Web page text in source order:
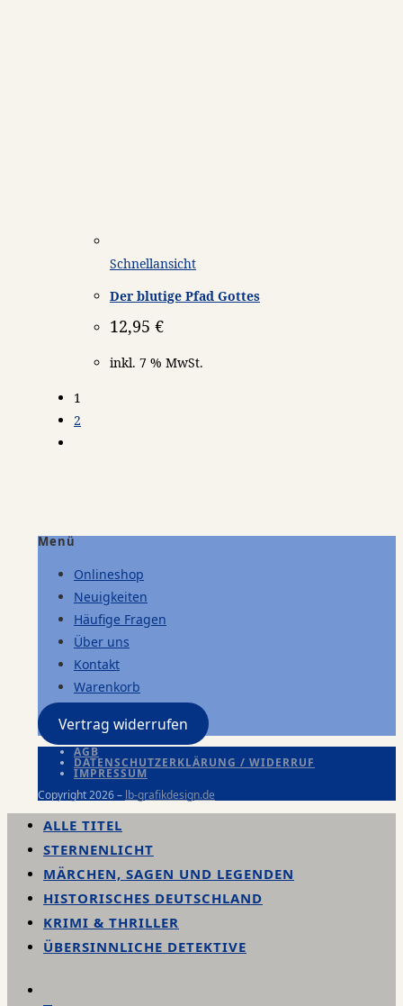
Schnellansicht
Der blutige Pfad Gottes
12,95 €
inkl. 7 % MwSt.
1
2
Menü
Onlineshop
Neuigkeiten
Häufige Fragen
Über uns
Kontakt
Warenkorb
Vertrag widerrufen
AGB
DATENSCHUTZERKLÄRUNG / WIDERRUF
IMPRESSUM
Copyright 2026 – lb-grafikdesign.de
ALLE TITEL
STERNENLICHT
MÄRCHEN, SAGEN UND LEGENDEN
HISTORISCHES DEUTSCHLAND
KRIMI & THRILLER
ÜBERSINNLICHE DETEKTIVE